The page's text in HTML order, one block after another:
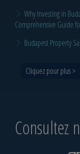
Why Investing in
Comprehensive Guide
Budapest Property
Cliquez pour plus >
Consultez